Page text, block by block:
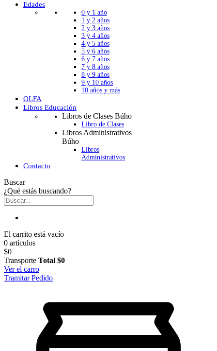
Edades
0 y 1 año
1 y 2 años
2 y 3 años
3 y 4 años
4 y 5 años
5 y 6 años
6 y 7 años
7 y 8 años
8 y 9 años
9 y 10 años
10 años y más
OLFA
Libros Educación
Libros de Clases Búho
Libro de Clases
Libros Administrativos
Búho
Libros
Administrativos
Contacto
Buscar
¿Qué estás buscando?
El carrito está vacío
0 artículos
$0
Transporte Total $0
Ver el carro
Tramitar Pedido